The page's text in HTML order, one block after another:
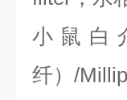
小鼠白
纤）/